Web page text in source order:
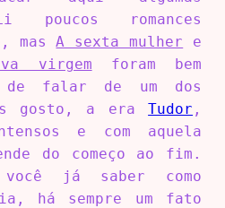
romances
masA sexta mulher e
virgem foram bem
de falar de um dos
gosto, a eraTudor ,
e com aquela
do começo ao fim.
já saber como
há sempre um fato